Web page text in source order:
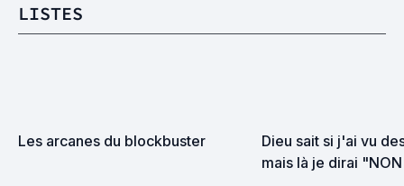
LISTES
Les arcanes du blockbuster
Dieu sait si j'ai vu
mais là je dirai